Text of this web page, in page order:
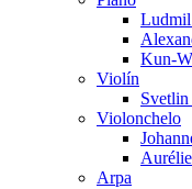
Kun-
Violín
Svetlin
Violonchelo
Arpa